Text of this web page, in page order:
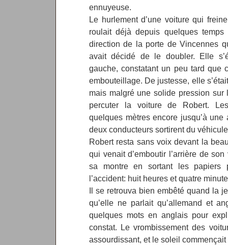
ennuyeuse.
Le hurlement d’une voiture qui
roulait déjà depuis quelques
direction de la porte de Vincennes
avait décidé de le doubler. Elle
gauche, constatant un peu tard que
embouteillage. De justesse, elle
mais malgré une solide pression
percuter la voiture de Robert.
quelques mètres encore jusqu’à
deux conducteurs sortirent du
Robert resta sans voix devant la
qui venait d’emboutir l’arrière de
sa montre en sortant les papiers
l’accident: huit heures et quatre
Il se retrouva bien embêté quand la
qu’elle ne parlait qu’allemand et
quelques mots en anglais pour
constat. Le vrombissement des
assourdissant, et le soleil